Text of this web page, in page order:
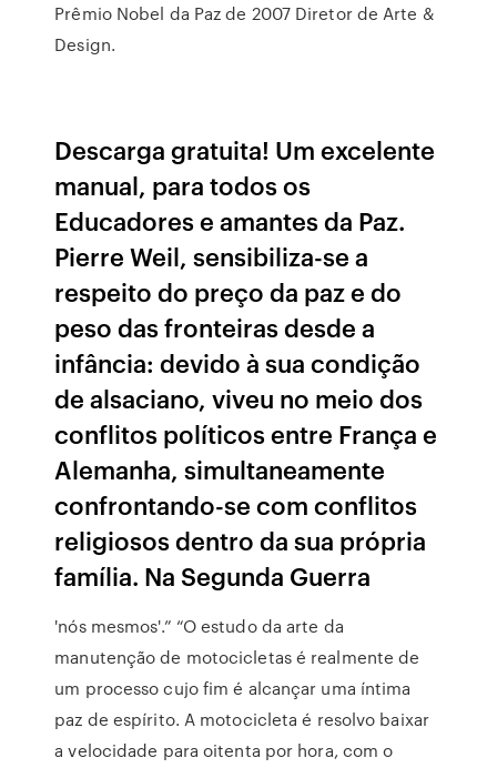
Prêmio Nobel da Paz de 2007 Diretor de Arte &
Design.
Descarga gratuita! Um excelente
manual, para todos os
Educadores e amantes da Paz.
Pierre Weil, sensibiliza-se a
respeito do preço da paz e do
peso das fronteiras desde a
infância: devido à sua condição
de alsaciano, viveu no meio dos
conflitos políticos entre França e
Alemanha, simultaneamente
confrontando-se com conflitos
religiosos dentro da sua própria
família. Na Segunda Guerra
'nós mesmos'.” “O estudo da arte da
manutenção de motocicletas é realmente de
um processo cujo fim é alcançar uma íntima
paz de espírito. A motocicleta é resolvo baixar
a velocidade para oitenta por hora, com o